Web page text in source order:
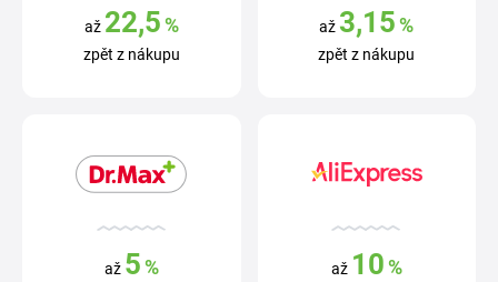
až 22,5%
zpět z nákupu
až 3,15 %
zpět z nákupu
až 5% až 10%